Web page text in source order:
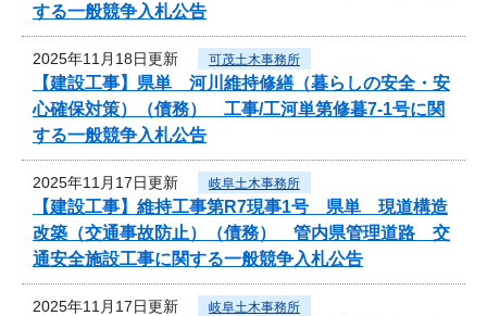
する一般競争入札公告
2025年11月18日更新 可茂土木事務所
【建設工事】県単 河川維持修繕（暮らしの安全・安
心確保対策）（債務） 工事/工河単第修暮7-1号に関
する一般競争入札公告
2025年11月17日更新 岐阜土木事務所
【建設工事】維持工事第R7現事1号 県単 現道構造
改築（交通事故防止）（債務） 管内県管理道路 交
通安全施設工事に関する一般競争入札公告
2025年11月17日更新 岐阜土木事務所